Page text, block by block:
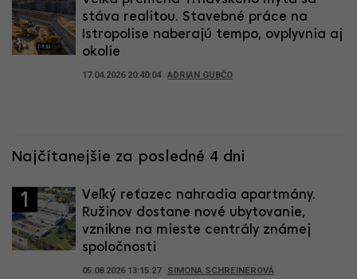
stáva realitou. Stavebné práce na
Istropolise naberajú tempo, ovplyvnia aj
okolie
17.04.2026 20:40:04 ADRIAN GUBČO
Najčítanejšie za posledné 4 dni
1
Veľký reťazec nahradia apartmány.
Ružinov dostane nové ubytovanie,
vznikne na mieste centrály známej
spoločnosti
05.08.2026 13:15:27 SIMONA SCHREINEROVÁ